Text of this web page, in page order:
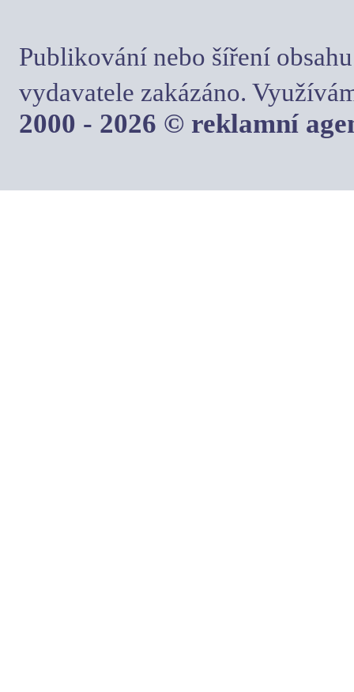
Publikování nebo šíření
vydavatele zakázáno.
2000 - 2026 © reklamní